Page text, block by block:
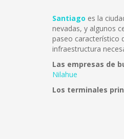
Santiago es la
nevadas, y algunos
paseo característico
infraestructura
Las empresas de
Nilahue
Los terminales